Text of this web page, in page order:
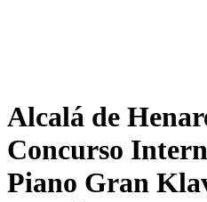
Alcalá de
Concurso
Piano Gran